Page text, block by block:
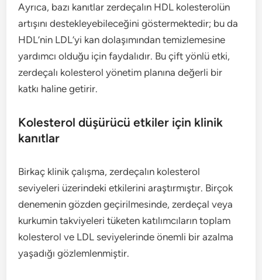
Ayrıca, bazı kanıtlar zerdeçalın HDL kolesterolün
artışını destekleyebileceğini göstermektedir; bu da
HDL’nin LDL’yi kan dolaşımından temizlemesine
yardımcı olduğu için faydalıdır. Bu çift yönlü etki,
zerdeçalı kolesterol yönetim planına değerli bir
katkı haline getirir.
Kolesterol düşürücü etkiler için klinik
kanıtlar
Birkaç klinik çalışma, zerdeçalın kolesterol
seviyeleri üzerindeki etkilerini araştırmıştır. Birçok
denemenin gözden geçirilmesinde, zerdeçal veya
kurkumin takviyeleri tüketen katılımcıların toplam
kolesterol ve LDL seviyelerinde önemli bir azalma
yaşadığı gözlemlenmiştir.